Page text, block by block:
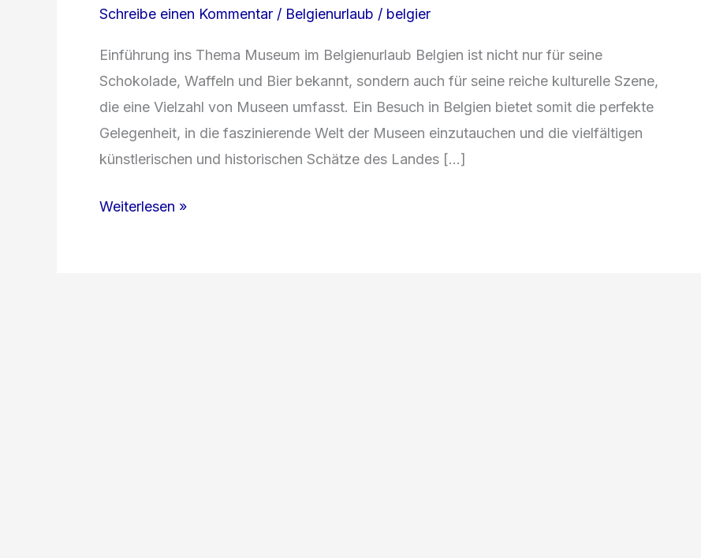
Schreibe einen Kommentar / Belgienurlaub / belgier
Einführung ins Thema Museum im Belgienurlaub Belgien ist nicht nur für seine
Schokolade, Waffeln und Bier bekannt, sondern auch für seine reiche kulturelle Szene,
die eine Vielzahl von Museen umfasst. Ein Besuch in Belgien bietet somit die perfekte
Gelegenheit, in die faszinierende Welt der Museen einzutauchen und die vielfältigen
künstlerischen und historischen Schätze des Landes […]
Die
Weiterlesen »